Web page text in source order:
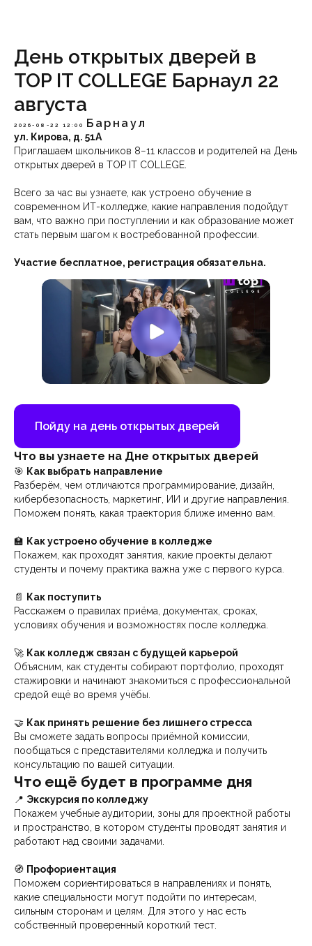
День открытых дверей в
TOP IT COLLEGE Барнаул 22
августа
2026-08-22 12:00 Барнаул
ул. Кирова, д. 51А
Приглашаем школьников 8−11 классов и родителей на День
открытых дверей в TOP IT COLLEGE.
Всего за час вы узнаете, как устроено обучение в
современном ИТ-колледже, какие направления подойдут
вам, что важно при поступлении и как образование может
стать первым шагом к востребованной профессии.
Участие бесплатное, регистрация обязательна.
Пойду на день открытых дверей
Что вы узнаете на Дне открытых дверей
🎯 Как выбрать направление
Разберём, чем отличаются программирование, дизайн,
кибербезопасность, маркетинг, ИИ и другие направления.
Поможем понять, какая траектория ближе именно вам.
🏫 Как устроено обучение в колледже
Покажем, как проходят занятия, какие проекты делают
студенты и почему практика важна уже с первого курса.
📄
Как поступить
Расскажем о правилах приёма, документах, сроках,
условиях обучения и возможностях после колледжа.
🚀 Как колледж связан с будущей карьерой
Объясним, как студенты собирают портфолио, проходят
стажировки и начинают знакомиться с профессиональной
средой ещё во время учёбы.
🤝 Как принять решение без лишнего стресса
Вы сможете задать вопросы приёмной комиссии,
пообщаться с представителями колледжа и получить
консультацию по вашей ситуации.
Что ещё будет в программе дня
📍 Экскурсия по колледжу
Покажем учебные аудитории, зоны для проектной работы
и пространство, в котором студенты проводят занятия и
работают над своими задачами.
🧭 Профориентация
Поможем сориентироваться в направлениях и понять,
какие специальности могут подойти по интересам,
сильным сторонам и целям. Для этого у нас есть
собственный проверенный короткий тест.